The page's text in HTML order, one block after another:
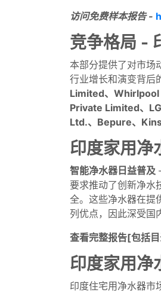
访问免费样本报告 -
竞争格局 -
本部分提供了对市场
行业增长和演变背后
Limited、
Private Limited、
Ltd.、Bepure、
印度家用净
智能净水器日益普及
要求推动了创新净
全。这些净水器在提
列优点，因此深受国
查看完整报告[包括
印度家用净
印度住宅用净水器市